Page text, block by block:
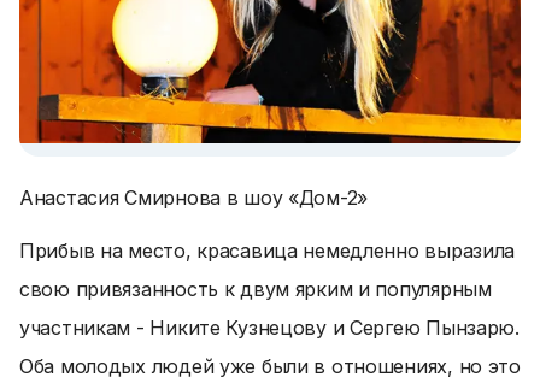
Анастасия Смирнова в шоу «Дом-2»
Прибыв на место, красавица немедленно выразила
свою привязанность к двум ярким и популярным
участникам - Никите Кузнецову и Сергею Пынзарю.
Оба молодых людей уже были в отношениях, но это